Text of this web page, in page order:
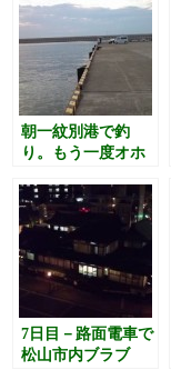
朝一紋別港で釣
り。もう一度オホ
いってがっつり遊
ばせてあげる。道
の駅「おこっ
ぺ」。日の出岬展
望台ラ・ルーナ、
道の駅「おう
む」、道の駅「マ
リーンアイランド
岡島」枝幸港の公
7日目－路面電車で
松山市内ブラブ